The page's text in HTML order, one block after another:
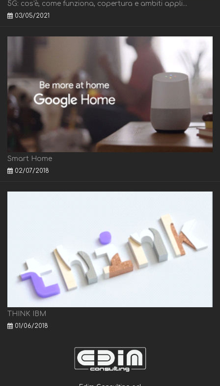
5G: cos'è, come funziona, copertura e ambiti appli...
03/05/2021
Smart Home
02/07/2018
THINK IBM
01/06/2018